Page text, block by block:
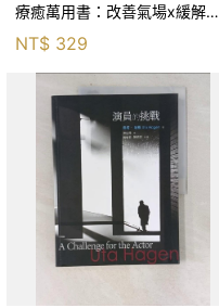
療癒萬用書：改善氣場x緩解疼
痛x穩定身心x增加財富x促進人
緣，250種水晶礦石給你最完整
的生活對策_菲利
NT$ 329